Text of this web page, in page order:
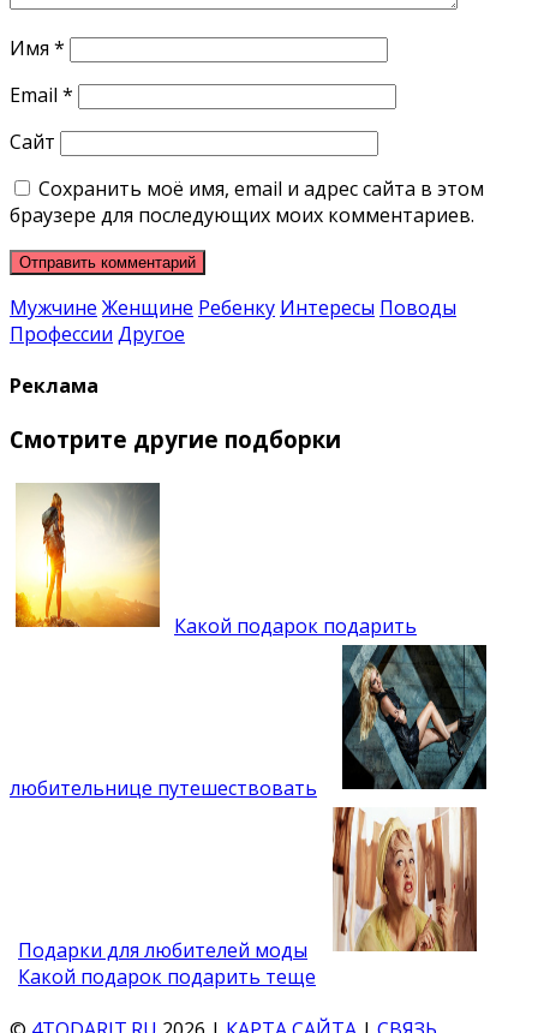
Имя *
Email *
Сайт
Сохранить моё имя, email и адрес сайта в этом
браузере для последующих моих комментариев.
Мужчине Женщине Ребенку Интересы Поводы
Профессии Другое
Реклама
Смотрите другие подборки
Какой подарок подарить
любительнице путешествовать
Подарки для любителей моды
Какой подарок подарить теще